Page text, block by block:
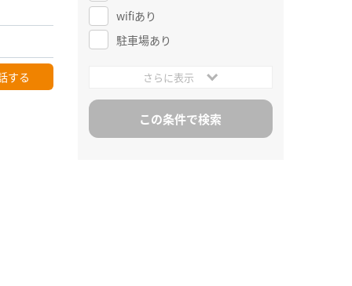
する
wifiあり
駐車場あり
さらに表示